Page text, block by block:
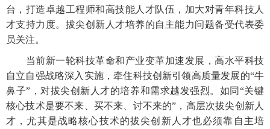
台，打造卓越工程师和高技能人才队伍，加大对青年科技人
才支持力度。拔尖创新人才培养的自主能力问题备受代表委
员关注。
当前新一轮科技革命和产业变革加速发展，高水平科技
自立自强战略深入实施，牵住科技创新引领高质量发展的“牛
鼻子”，对拔尖创新人才的培养和需求越发强烈。如同“关键
核心技术是要不来、买不来、讨不来的”，高层次拔尖创新人
才，尤其是战略核心技术的拔尖创新人才也必须靠自主培